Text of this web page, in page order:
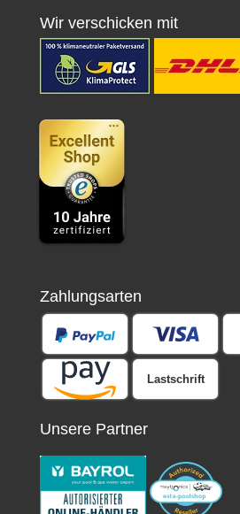
Wir verschicken mit
Zahlungsarten
Lastschrift
Unsere Partner